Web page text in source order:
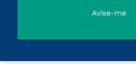
Avise-me